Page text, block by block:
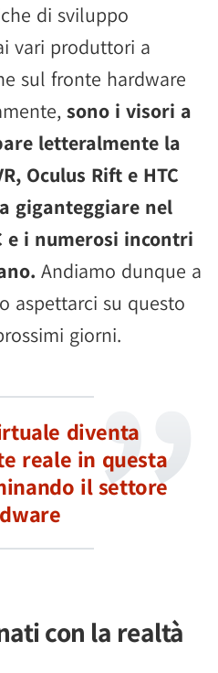
di sviluppo
vari produttori a
sul fronte hardware
sono i visori a
letteralmente la
Oculus Rift e HTC
giganteggiare nel
e i numerosi incontri
Andiamo dunque a
aspettarci su questo
giorni.
diventa
reale in questa
il settore
con la realtà